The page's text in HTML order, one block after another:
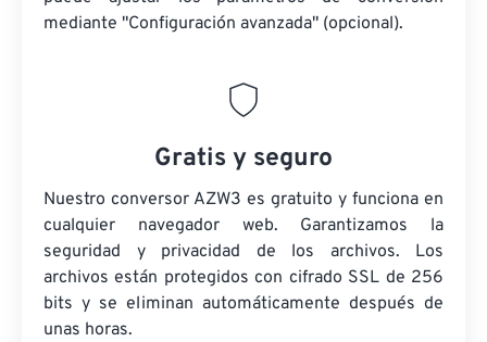
mediante "Configuración avanzada" (opcional).
Gratis y seguro
Nuestro conversor AZW3 es gratuito y funciona en
cualquier navegador web. Garantizamos la
seguridad y privacidad de los archivos. Los
archivos están protegidos con cifrado SSL de 256
bits y se eliminan automáticamente después de
unas horas.